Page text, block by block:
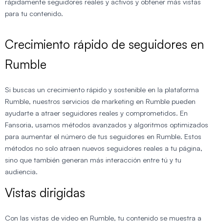
para tu contenido.
Crecimiento rápido de seguidores en
Rumble
Si buscas un crecimiento rápido y sostenible en la plataforma
Rumble, nuestros servicios de marketing en Rumble pueden
ayudarte a atraer seguidores reales y comprometidos. En
Fansoria, usamos métodos avanzados y algoritmos optimizados
para aumentar el número de tus seguidores en Rumble. Estos
métodos no solo atraen nuevos seguidores reales a tu página,
sino que también generan más interacción entre tú y tu
audiencia.
Vistas dirigidas
Con las vistas de video en Rumble, tu contenido se muestra a